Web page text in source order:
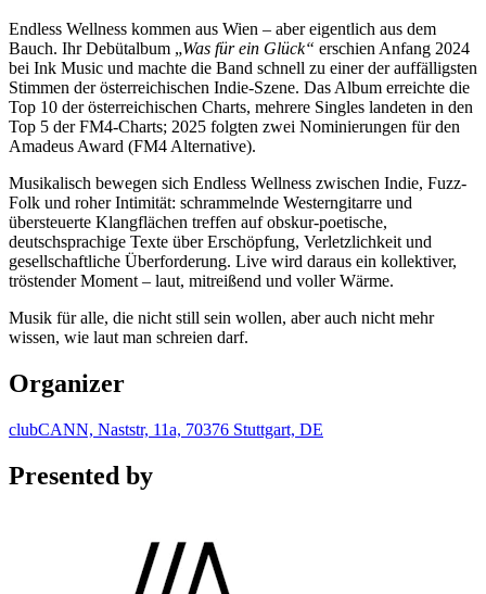
Endless Wellness kommen aus Wien – aber eigentlich aus dem
Bauch. Ihr Debütalbum „Was für ein Glück“ erschien Anfang 2024
bei Ink Music und machte die Band schnell zu einer der auffälligsten
Stimmen der österreichischen Indie-Szene. Das Album erreichte die
Top 10 der österreichischen Charts, mehrere Singles landeten in den
Top 5 der FM4-Charts; 2025 folgten zwei Nominierungen für den
Amadeus Award (FM4 Alternative).
Musikalisch bewegen sich Endless Wellness zwischen Indie, Fuzz-
Folk und roher Intimität: schrammelnde Westerngitarre und
übersteuerte Klangflächen treffen auf obskur-poetische,
deutschsprachige Texte über Erschöpfung, Verletzlichkeit und
gesellschaftliche Überforderung. Live wird daraus ein kollektiver,
tröstender Moment – laut, mitreißend und voller Wärme.
Musik für alle, die nicht still sein wollen, aber auch nicht mehr
wissen, wie laut man schreien darf.
Organizer
clubCANN, Naststr, 11a, 70376 Stuttgart, DE
Presented by